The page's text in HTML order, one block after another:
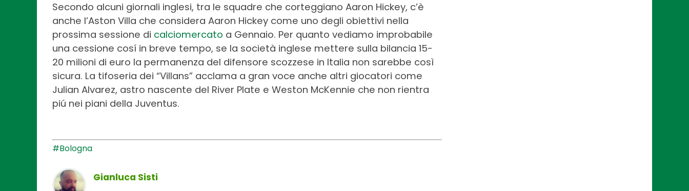
Secondo alcuni giornali inglesi, tra le squadre che corteggiano Aaron Hickey, c’è
anche l’Aston Villa che considera Aaron Hickey come uno degli obiettivi nella
prossima sessione di calciomercato a Gennaio. Per quanto vediamo improbabile
una cessione cosí in breve tempo, se la società inglese mettere sulla bilancia 15-
20 milioni di euro la permanenza del difensore scozzese in Italia non sarebbe così
sicura. La tifoseria dei “Villans” acclama a gran voce anche altri giocatori come
Julian Alvarez, astro nascente del River Plate e Weston McKennie che non rientra
piú nei piani della Juventus.
#Bologna
Gianluca Sisti